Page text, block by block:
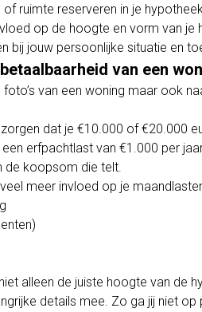
ruimte reserveren in je
op de hoogte en vorm van
bij jouw persoonlijke situatie en
van een
van een woning maar ook
dat je €10.000 of €20.000
erfpachtlast van €1.000 per
de koopsom die telt.
meer invloed op je
alleen de juiste hoogte van de
details mee. Zo ga jij niet op